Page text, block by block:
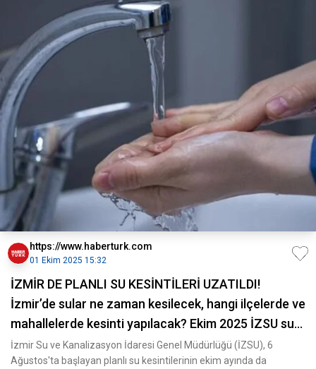
https://www.haberturk.com
01 Ekim 2025 15:32
İZMİR DE PLANLI SU KESİNTİLERİ UZATILDI!
İzmir’de sular ne zaman kesilecek, hangi ilçelerde ve
mahallelerde kesinti yapılacak? Ekim 2025 İZSU su
kesintisi programı
İzmir Su ve Kanalizasyon İdaresi Genel Müdürlüğü (İZSU), 6
Ağustos'ta başlayan planlı su kesintilerinin ekim ayında da